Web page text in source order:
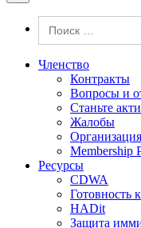
Search
for:
Членство
Контракты
Вопросы и
Станьте
Жалобы
Membership
Ресурсы
CDWA
Готовность
HADit
Защита